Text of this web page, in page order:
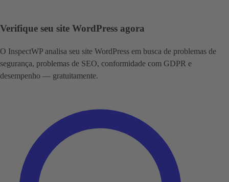
Verifique seu site WordPress agora
O InspectWP analisa seu site WordPress em busca de problemas de
segurança, problemas de SEO, conformidade com GDPR e
desempenho — gratuitamente.